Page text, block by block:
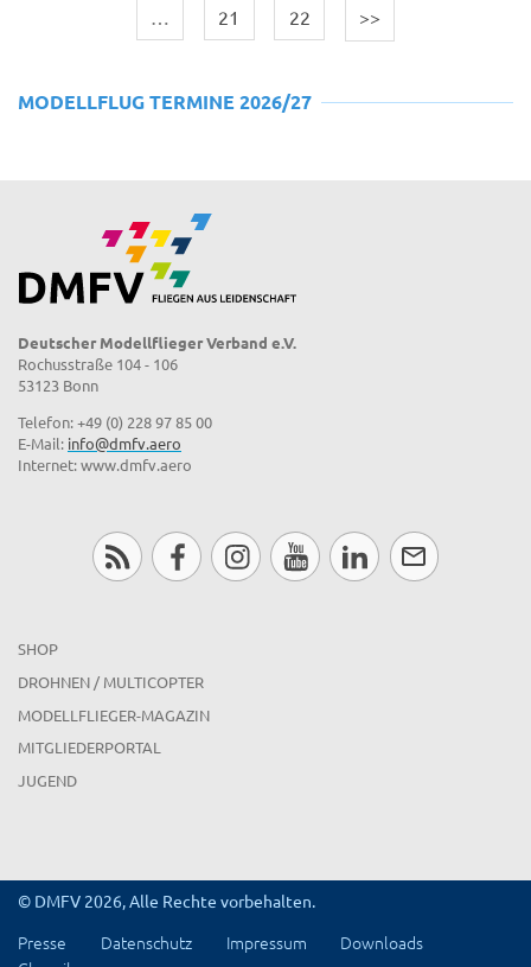
21 22 >>
MODELLFLUG TERMINE 2026/27
Deutscher Modellflieger Verband e.V.
Rochusstraße 104 - 106
53123 Bonn
Telefon: +49 (0) 228 97 85 00
E-Mail: info@dmfv.aero
Internet: www.dmfv.aero
SHOP
DROHNEN / MULTICOPTER
MODELLFLIEGER-MAGAZIN
MITGLIEDERPORTAL
JUGEND
© DMFV 2026, Alle Rechte vorbehalten.
Presse Datenschutz Impressum
Downloads